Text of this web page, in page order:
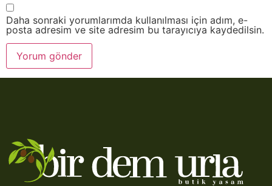
Daha sonraki yorumlarımda kullanılması için adım, e-
posta adresim ve site adresim bu tarayıcıya kaydedilsin.